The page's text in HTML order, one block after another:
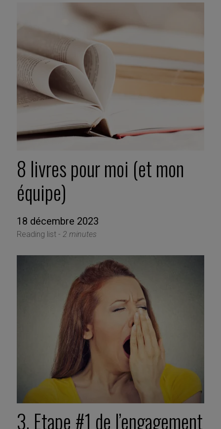
8 livres pour moi (et mon
équipe)
18 décembre 2023
Reading list - 2 minutes
3. Etape #1 de l’engagement